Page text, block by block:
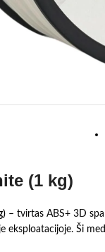
norėdami padidinti
(1 kg)
– tvirtas ABS+ 3D
eksploatacijoje. Ši